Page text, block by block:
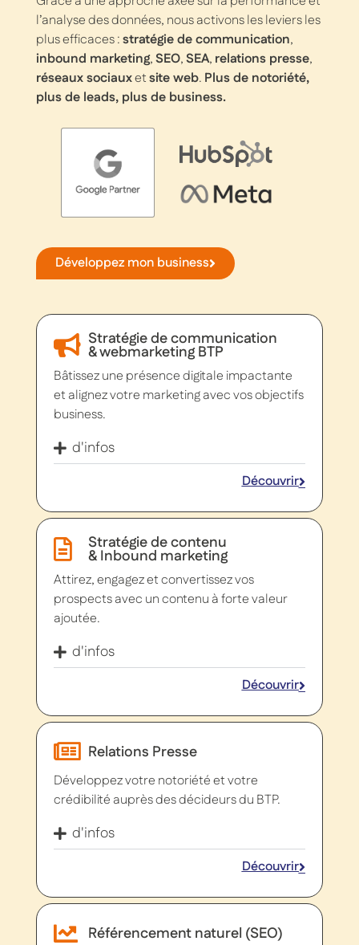
l’analyse des données, nous activons les leviers les
plus efficaces :stratégie de communication,
inbound marketing,SEO,SEA, relations presse,
réseaux sociauxetsite web. Plus de notoriété,
plus de leads, plus de business.
Développez mon business
Stratégie de communication
& webmarketing BTP
Bâtissez une présence digitale impactante
et alignez votre marketing avec vos objectifs
business.
d'infos
Découvrir
Stratégie de contenu
& Inbound marketing
Attirez, engagez et convertissez vos
prospects avec un contenu à forte valeur
ajoutée.
d'infos
Découvrir
Relations Presse
Développez votre notoriété et votre
crédibilité auprès des décideurs du BTP.
d'infos
Découvrir
Référencement naturel (SEO)